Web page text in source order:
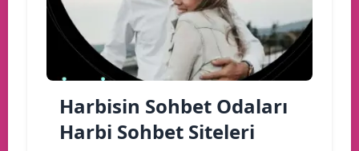
Harbisin Sohbet Odaları
Harbi Sohbet Siteleri